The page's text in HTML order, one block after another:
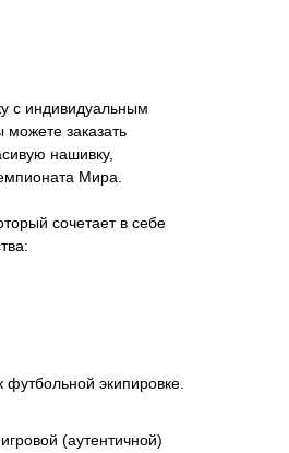
с индивидуальным
заказать
нашивку,
Мира.
сочетает в себе
экипировке.
(аутентичной)